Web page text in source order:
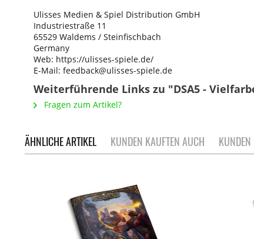
Ulisses Medien & Spiel Distribution GmbH
Industriestraße 11
65529 Waldems / Steinfischbach
Germany
Web: https://ulisses-spiele.de/
E-Mail: feedback@ulisses-spiele.de
Weiterführende Links zu "DSA5 -
Fragen zum Artikel?
ÄHNLICHE ARTIKEL KUNDEN KAUFTEN AUCH